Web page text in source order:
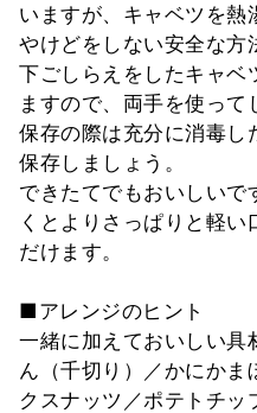
いますが、キャベツを熱
やけどをしない安全な方
下ごしらえをしたキャベ
ますので、両手を使って
保存の際は充分に消毒し
保存しましょう。
できたてでもおいしい
くとよりさっぱりと軽
だけます。
■アレンジのヒント
一緒に加えておいしい具
ん（千切り）／かにかま
クスナッツ／ポテトチッ